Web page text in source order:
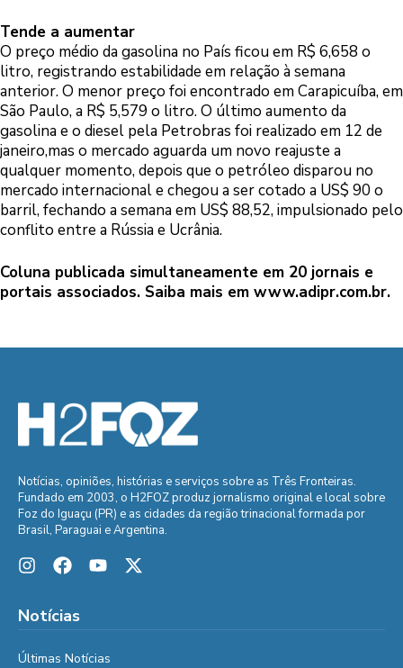
Tende a aumentar
O preço médio da gasolina no País ficou em R$ 6,658 o
litro, registrando estabilidade em relação à semana
anterior. O menor preço foi encontrado em Carapicuíba, em
São Paulo, a R$ 5,579 o litro. O último aumento da
gasolina e o diesel pela Petrobras foi realizado em 12 de
janeiro,mas o mercado aguarda um novo reajuste a
qualquer momento, depois que o petróleo disparou no
mercado internacional e chegou a ser cotado a US$ 90 o
barril, fechando a semana em US$ 88,52, impulsionado pelo
conflito entre a Rússia e Ucrânia.
Coluna publicada simultaneamente em 20 jornais e
portais associados. Saiba mais em www.adipr.com.br.
Notícias, opiniões, histórias e serviços sobre as Três Fronteiras.
Fundado em 2003, o H2FOZ produz jornalismo original e local sobre
Foz do Iguaçu (PR) e as cidades da região trinacional formada por
Brasil, Paraguai e Argentina.
Notícias
Últimas Notícias